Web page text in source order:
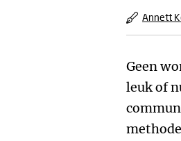
Annett
Geen
leuk of